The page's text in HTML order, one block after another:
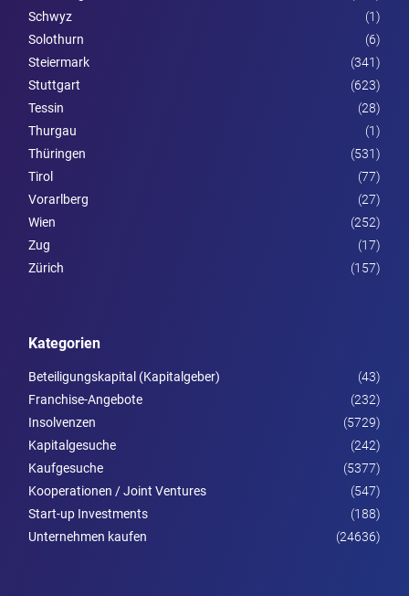
Schwyz
(1)
Solothurn
(6)
Steier­mark
(341)
Stuttgart
(623)
Tessin
(28)
Thurgau
(1)
Thüringen
(531)
Tirol
(77)
Vorarl­berg
(27)
Wien
(252)
Zug
(17)
Zürich
(157)
Kategorien
Beteiligungskapital (Kapitalgeber)
(43)
Franchise-Angebote
(232)
Insolvenzen
(5729)
Kapitalgesuche
(242)
Kaufgesuche
(5377)
Kooperationen / Joint Ventures
(547)
Start-up Investments
(188)
Unternehmen kaufen
(24636)